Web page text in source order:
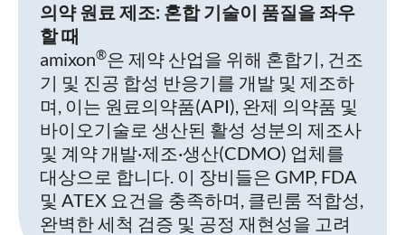
의약 원료 제조: 혼합 기술이 품질을 좌우
할 때
amixon®은 제약 산업을 위해 혼합기, 건조
기 및 진공 합성 반응기를 개발 및 제조하
며, 이는 원료의약품(API), 완제 의약품 및
바이오기술로 생산된 활성 성분의 제조사
및 계약 개발·제조·생산(CDMO) 업체를
대상으로 합니다. 이 장비들은 GMP, FDA
및 ATEX 요건을 충족하며, 클린룸 적합성,
완벽한 세척 검증 및 공정 재현성을 고려